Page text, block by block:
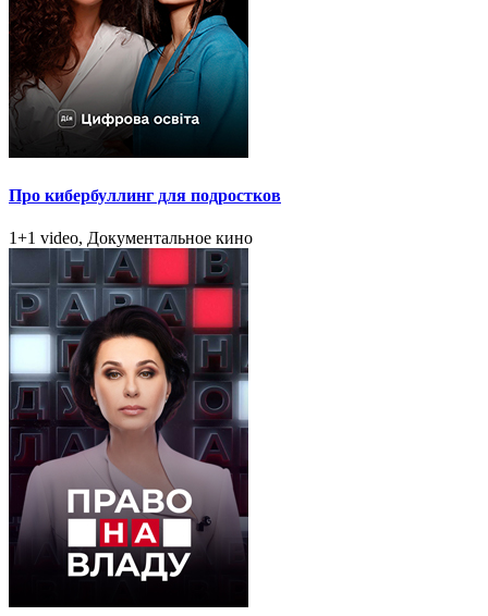
Про кибербуллинг для подростков
1+1 video, Документальное кино